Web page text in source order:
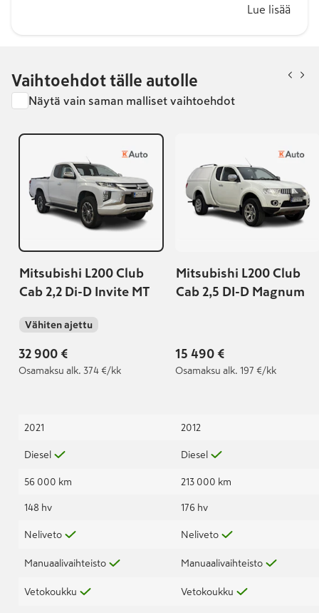
Lue lisää
Vaihtoehdot tälle autolle
Näytä vain saman malliset vaihtoehdot
Mitsubishi L200 Club
Cab 2,2 Di-D Invite MT
Vähiten ajettu
32 900 €
Osamaksu alk. 374 €/kk
2021
Diesel
56 000 km
148 hv
Neliveto
Manuaalivaihteisto
Vetokoukku
Mitsubishi L200 Club
Cab 2,5 DI-D Magnum
15 490 €
Osamaksu alk. 197 €/kk
2012
Diesel
213 000 km
176 hv
Neliveto
Manuaalivaihteisto
Vetokoukku